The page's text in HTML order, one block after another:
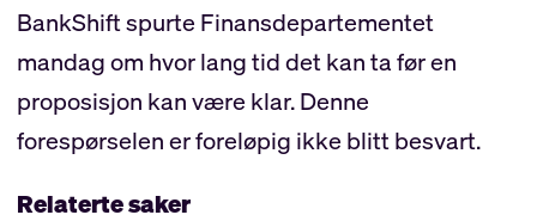
BankShift spurte Finansdepartementet
mandag om hvor lang tid det kan ta før en
proposisjon kan være klar. Denne
forespørselen er foreløpig ikke blitt besvart.
Relaterte saker